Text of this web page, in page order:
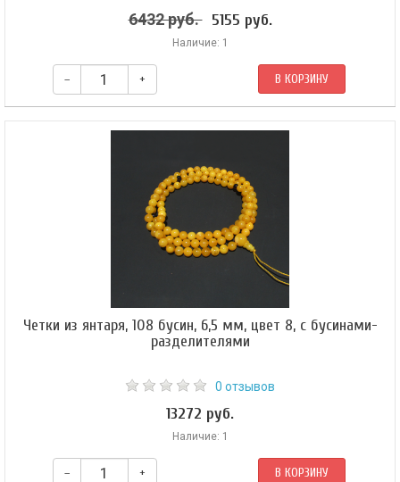
6432 руб.5155 руб.
Наличие: 1
– + В КОРЗИНУ
Четки из семян дерева бодхи, форма бусин — шар 11.5 мм, гуру-бусина
Четки из янтаря, 108 бусин, 6,5 мм, цвет 8, с бусинами-
разделителями
0 отзывов
13272 руб.
Наличие: 1
– + В КОРЗИНУ